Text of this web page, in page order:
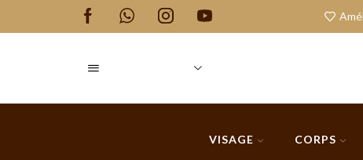
à Cooperative Yacout Qui Somme Nous
VISAGE CORPS